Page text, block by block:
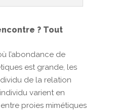
? Tout
l’abondance de
est grande, les
de la relation
varient en
proies mimétiques